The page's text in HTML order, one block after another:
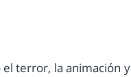
terror, la animación y